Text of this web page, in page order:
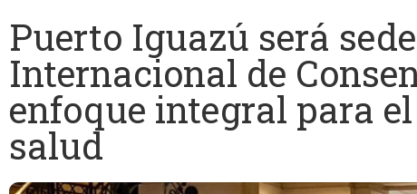
Puerto Iguazú será
Internacional de
enfoque integral para
salud